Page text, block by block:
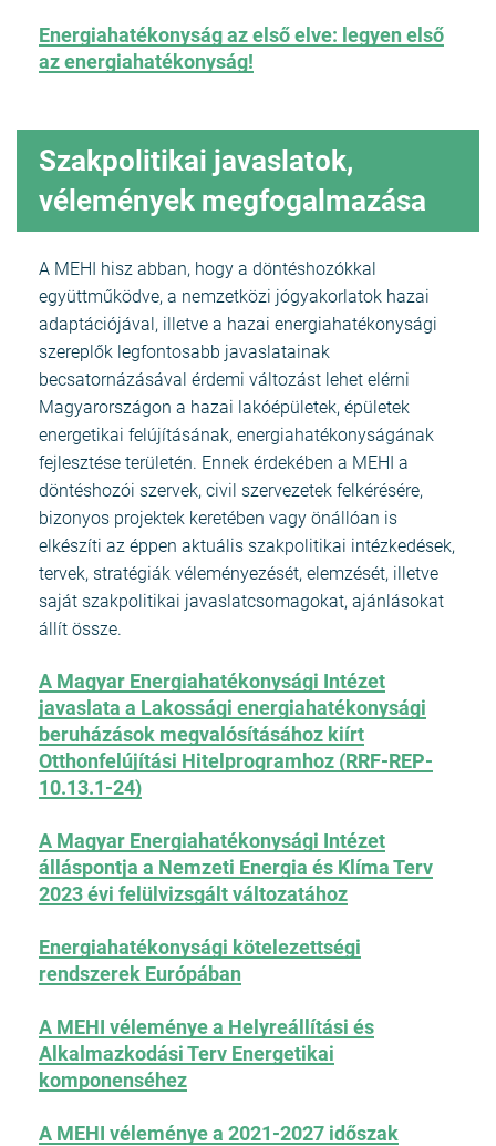
Energiahatékonyság az első elve: legyen első
az energiahatékonyság!
Szakpolitikai javaslatok,
vélemények megfogalmazása
A MEHI hisz abban, hogy a döntéshozókkal
együttműködve, a nemzetközi jógyakorlatok hazai
adaptációjával, illetve a hazai energiahatékonysági
szereplők legfontosabb javaslatainak
becsatornázásával érdemi változást lehet elérni
Magyarországon a hazai lakóépületek, épületek
energetikai felújításának, energiahatékonyságának
fejlesztése területén. Ennek érdekében a MEHI a
döntéshozói szervek, civil szervezetek felkérésére,
bizonyos projektek keretében vagy önállóan is
elkészíti az éppen aktuális szakpolitikai intézkedések,
tervek, stratégiák véleményezését, elemzését, illetve
saját szakpolitikai javaslatcsomagokat, ajánlásokat
állít össze.
A Magyar Energiahatékonysági Intézet
javaslata a Lakossági energiahatékonysági
beruházások megvalósításához kiírt
Otthonfelújítási Hitelprogramhoz (RRF-REP-
10.13.1-24)
A Magyar Energiahatékonysági Intézet
álláspontja a Nemzeti Energia és Klíma Terv
2023 évi felülvizsgált változatához
Energiahatékonysági kötelezettségi
rendszerek Európában
A MEHI véleménye a Helyreállítási és
Alkalmazkodási Terv Energetikai
komponenséhez
A MEHI véleménye a 2021-2027 időszak